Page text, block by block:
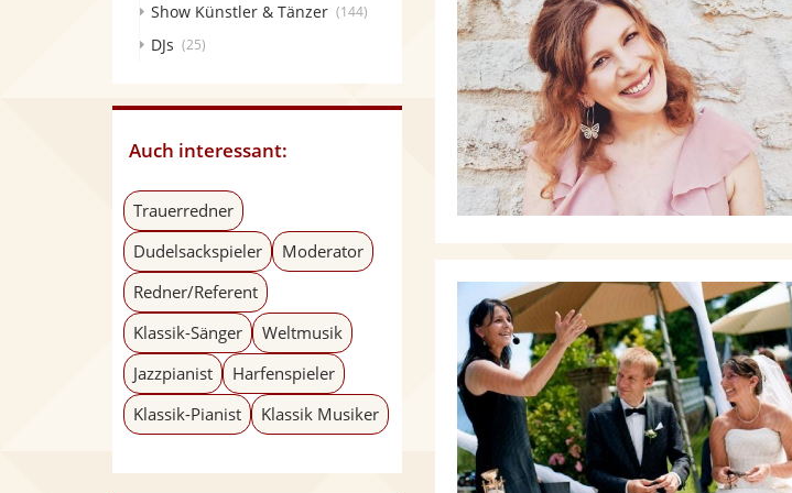
Show Künstler & Tänzer (144)
DJs (25)
Auch interessant:
Trauerredner
Dudelsackspieler
Moderator
Redner/Referent
Klassik-Sänger
Weltmusik
Jazzpianist
Harfenspieler
Klassik-Pianist
Klassik Musiker